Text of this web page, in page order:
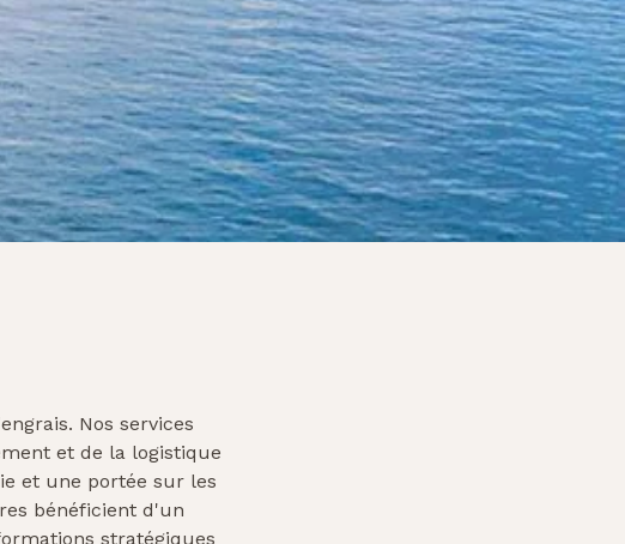
Nos services
et de la logistique
et une portée sur les
bénéficient d'un
stratégiques